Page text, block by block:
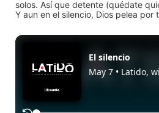
solos. Así que detente (quédate
Y aun en el silencio, Dios pelea por